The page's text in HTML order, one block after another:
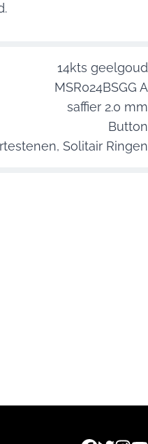
14kts geelgoud
MSR024BSGG A
saffier 2.0 mm
Button
Solitair Ringen